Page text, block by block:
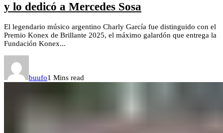
y lo dedicó a Mercedes Sosa
El legendario músico argentino Charly García fue distinguido con el
Premio Konex de Brillante 2025, el máximo galardón que entrega la
Fundación Konex...
buufo1 Mins read